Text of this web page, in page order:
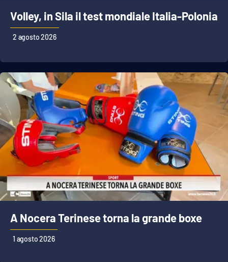
Volley, in Sila il test mondiale Italia-Polonia
2 agosto 2026
A Nocera Terinese torna la grande boxe
1 agosto 2026